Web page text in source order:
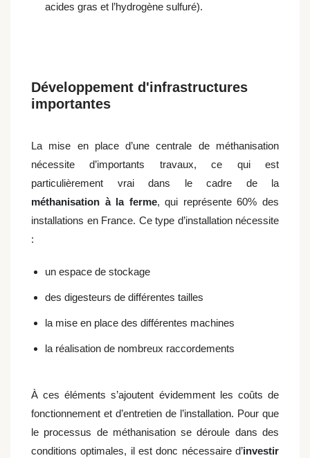
acides gras et l’hydrogène sulfuré).
Développement d'infrastructures
importantes
La mise en place d’une centrale de méthanisation
nécessite d’importants travaux, ce qui est
particulièrement vrai dans le cadre de la
méthanisation à la ferme, qui représente 60% des
installations en France. Ce type d’installation nécessite
:
un espace de stockage
des digesteurs de différentes tailles
la mise en place des différentes machines
la réalisation de nombreux raccordements
À ces éléments s’ajoutent évidemment les coûts de
fonctionnement et d’entretien de l’installation. Pour que
le processus de méthanisation se déroule dans des
conditions optimales, il est donc nécessaire d’investir